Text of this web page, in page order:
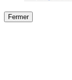
Fermer